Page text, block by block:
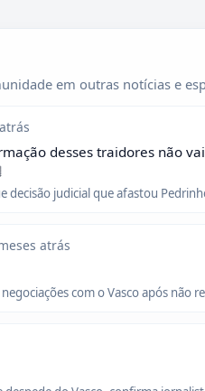
em outras notícias e
desses traidores não
decisão judicial que afastou
atrás
com o Vasco após não